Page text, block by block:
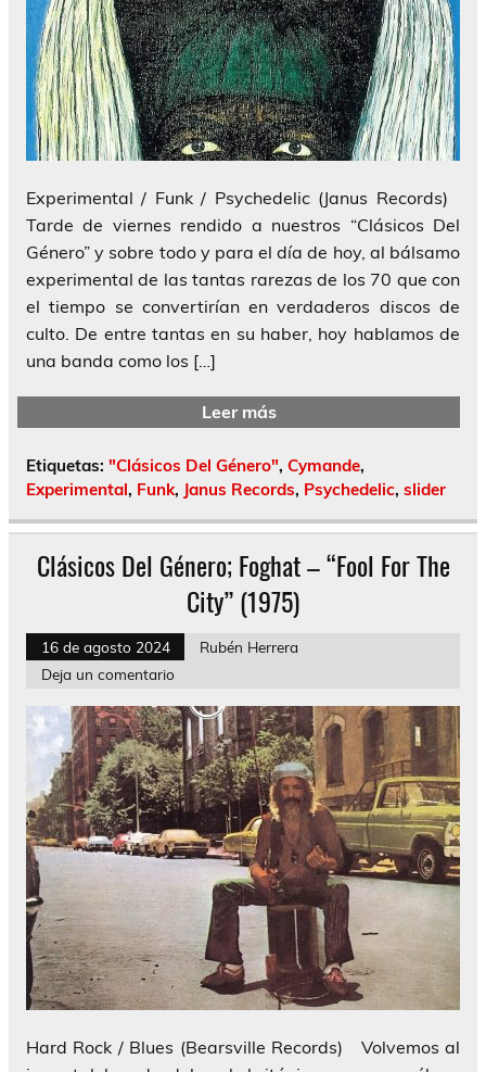
Experimental / Funk / Psychedelic (Janus Records)
Tarde de viernes rendido a nuestros “Clásicos Del
Género” y sobre todo y para el día de hoy, al bálsamo
experimental de las tantas rarezas de los 70 que con
el tiempo se convertirían en verdaderos discos de
culto. De entre tantas en su haber, hoy hablamos de
una banda como los […]
Leer más
Etiquetas: "Clásicos Del Género", Cymande,
Experimental, Funk, Janus Records, Psychedelic, slider
Clásicos Del Género; Foghat – “Fool For The
City” (1975)
16 de agosto 2024
Rubén Herrera
Deja un comentario
Hard Rock / Blues (Bearsville Records) Volvemos al